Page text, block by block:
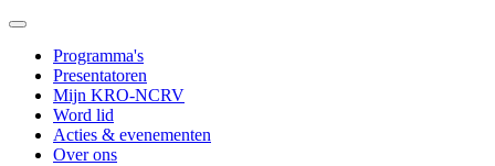
Programma's
Presentatoren
Mijn KRO-NCRV
Word lid
Acties & evenementen
Over ons